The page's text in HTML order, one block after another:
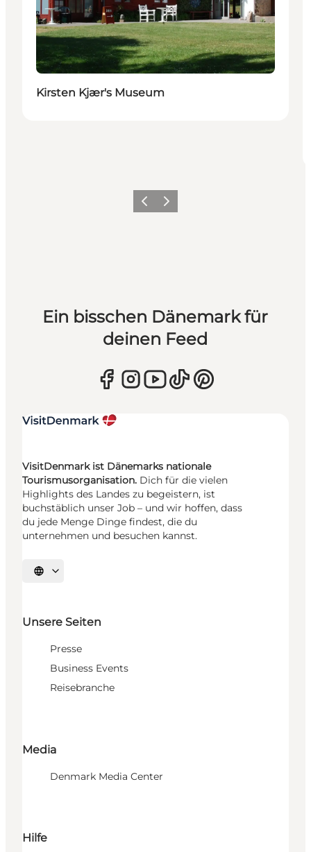
Kirsten Kjær's Museum
ZurückWeiter
Ein bisschen Dänemark für
deinen Feed
VisitDenmark ist Dänemarks nationale
Tourismusorganisation. Dich für die vielen
Highlights des Landes zu begeistern, ist
buchstäblich unser Job – und wir hoffen, dass
du jede Menge Dinge findest, die du
unternehmen und besuchen kannst.
Sprache auswählen
Unsere Seiten
Presse
Business Events
Reisebranche
Media
Denmark Media Center
Hilfe